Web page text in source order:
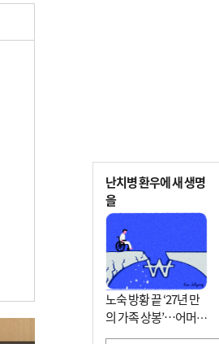
난치병 환우에 새 생명
을
노숙 방황 끝 ‘27년 만
의 가족 상봉’…어머니
와 행복 꿈꿔